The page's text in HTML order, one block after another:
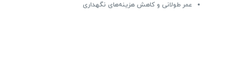
عمر طولانی و کاهش هزینه‌های نگهداری